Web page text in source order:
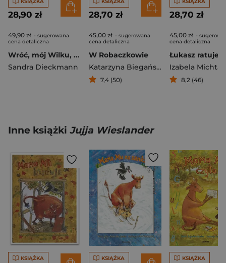
28,90 zł
49,90 zł - sugerowana
cena detaliczna
Wróć, mój Wilku, wróć!
Sandra Dieckmann
28,70 zł
45,00 zł - sugerowana
cena detaliczna
W Robaczkowie
Katarzyna Biegańska
7,4 (50)
28,70 zł
45,00 zł -
cena detaliczna
Izabela Michta
8,2 (46)
Inne książki Jujja Wieslander
KSIĄŻKA KSIĄŻKA KSIĄŻKA